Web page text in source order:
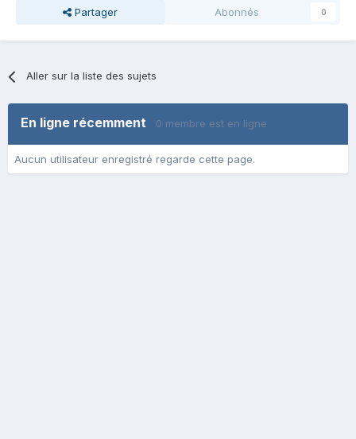
Partager Abonnés 0
Aller sur la liste des sujets
En ligne récemment 0 membre est en ligne
Aucun utilisateur enregistré regarde cette page.